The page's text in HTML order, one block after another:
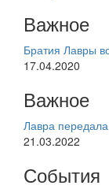
Важное
Братия Лавры
17.04.2020
Важное
Лавра
21.03.2022
События